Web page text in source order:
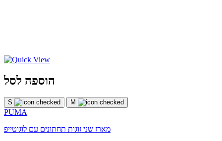
הוספה לסל
S M
PUMA
מארז שני זוגות תחתונים עם לוגוטייפ